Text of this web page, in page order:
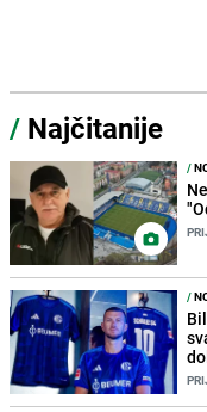
/ Najčitanije
/
/